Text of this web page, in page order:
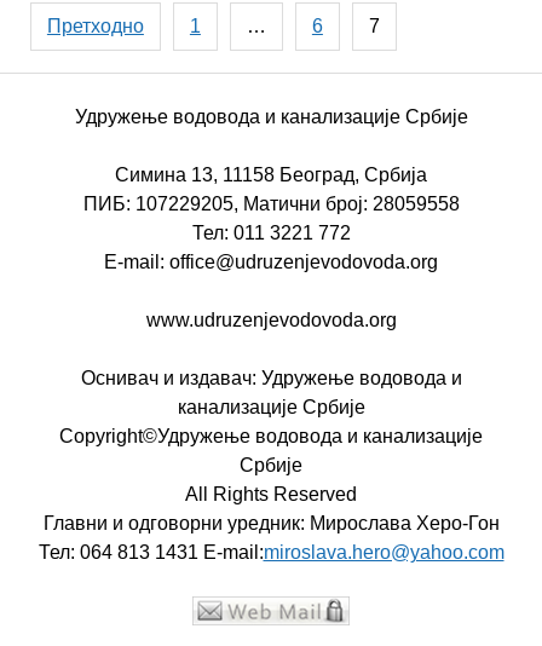
Пагинација
чланака
Претходно 1 … 6 7
Удружење водовода и канализације Србије
Симина 13, 11158 Београд, Србија
ПИБ: 107229205, Матични број: 28059558
Тел: 011 3221 772
E-mail: office@udruzenjevodovoda.org
www.udruzenjevodovoda.org
Оснивач и издавач: Удружење водовода и
канализације Србије
Copyright©Удружење водовода и канализације
Србије
All Rights Reserved
Главни и одговорни уредник: Мирослава Херо-Гон
Тел: 064 813 1431 E-mail:miroslava.hero@yahoo.com